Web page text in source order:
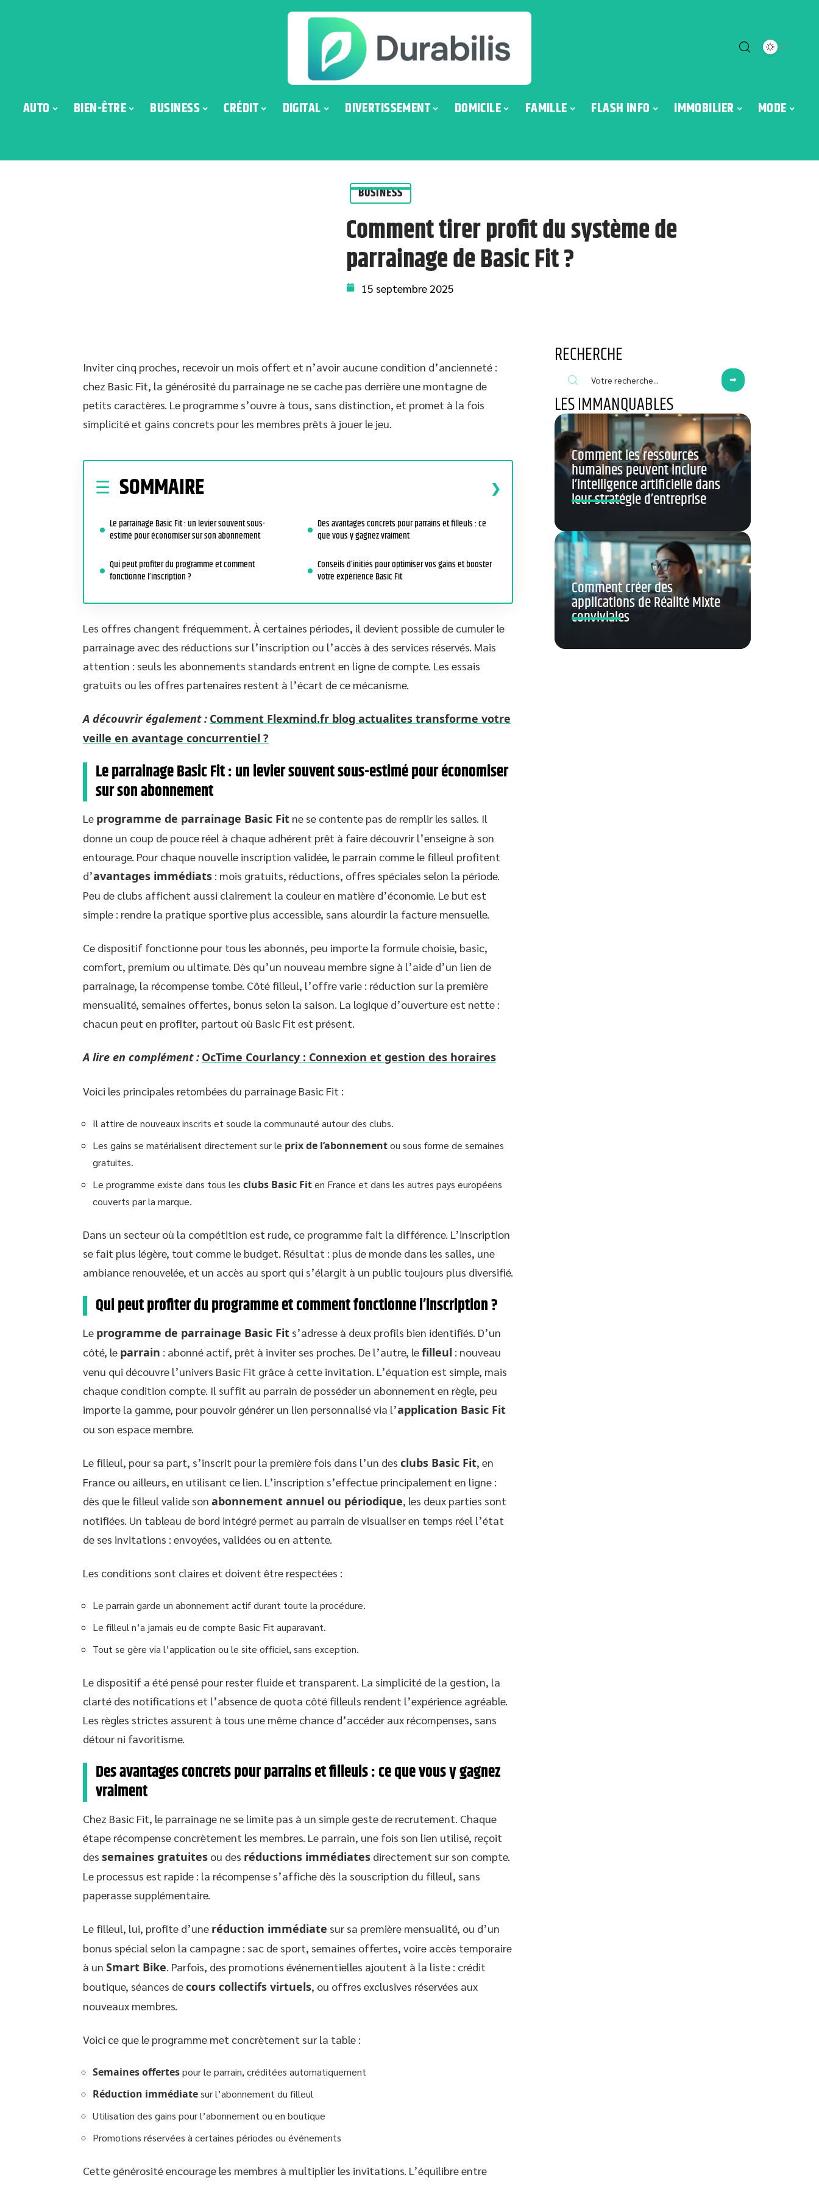
AUTO BIEN-ÊTRE BUSINESS CRÉDIT DIGITAL DIVERTISSEMENT DOMICILE FAMILLE FLASH INFO IMMOBILIER MODE
BUSINESS
Comment tirer profit du système de
parrainage de Basic Fit ?
15 septembre 2025
Inviter cinq proches, recevoir un mois offert et n’avoir aucune condition d’ancienneté :
chez Basic Fit, la générosité du parrainage ne se cache pas derrière une montagne de
petits caractères. Le programme s’ouvre à tous, sans distinction, et promet à la fois
simplicité et gains concrets pour les membres prêts à jouer le jeu.
SOMMAIRE
Le parrainage Basic Fit : un levier souvent sous-
estimé pour économiser sur son abonnement
Qui peut profiter du programme et comment
fonctionne l’inscription ?
Des avantages concrets pour parrains et filleuls : ce
que vous y gagnez vraiment
Conseils d’initiés pour optimiser vos gains et booster
votre expérience Basic Fit
Les offres changent fréquemment. À certaines périodes, il devient possible de cumuler le
parrainage avec des réductions sur l’inscription ou l’accès à des services réservés. Mais
attention : seuls les abonnements standards entrent en ligne de compte. Les essais
gratuits ou les offres partenaires restent à l’écart de ce mécanisme.
A découvrir également : Comment Flexmind.fr blog actualites transforme votre
veille en avantage concurrentiel ?
Le parrainage Basic Fit : un levier souvent sous-estimé pour économiser
sur son abonnement
Le programme de parrainage Basic Fit ne se contente pas de remplir les salles. Il
donne un coup de pouce réel à chaque adhérent prêt à faire découvrir l’enseigne à son
entourage. Pour chaque nouvelle inscription validée, le parrain comme le filleul profitent
d’avantages immédiats : mois gratuits, réductions, offres spéciales selon la période.
Peu de clubs affichent aussi clairement la couleur en matière d’économie. Le but est
simple : rendre la pratique sportive plus accessible, sans alourdir la facture mensuelle.
Ce dispositif fonctionne pour tous les abonnés, peu importe la formule choisie, basic,
comfort, premium ou ultimate. Dès qu’un nouveau membre signe à l’aide d’un lien de
parrainage, la récompense tombe. Côté filleul, l’offre varie : réduction sur la première
mensualité, semaines offertes, bonus selon la saison. La logique d’ouverture est nette :
chacun peut en profiter, partout où Basic Fit est présent.
A lire en complément : OcTime Courlancy : Connexion et gestion des horaires
Voici les principales retombées du parrainage Basic Fit :
Il attire de nouveaux inscrits et soude la communauté autour des clubs.
Les gains se matérialisent directement sur le prix de l’abonnementou sous forme de semaines
gratuites.
Le programme existe dans tous les clubs Basic Fiten France et dans les autres pays européens
couverts par la marque.
Dans un secteur où la compétition est rude, ce programme fait la différence. L’inscription
se fait plus légère, tout comme le budget. Résultat : plus de monde dans les salles, une
ambiance renouvelée, et un accès au sport qui s’élargit à un public toujours plus diversifié.
Qui peut profiter du programme et comment fonctionne l’inscription ?
Le programme de parrainage Basic Fit s’adresse à deux profils bien identifiés. D’un
côté, le parrain : abonné actif, prêt à inviter ses proches. De l’autre, lefilleul : nouveau
venu qui découvre l’univers Basic Fit grâce à cette invitation. L’équation est simple, mais
chaque condition compte. Il suffit au parrain de posséder un abonnement en règle, peu
importe la gamme, pour pouvoir générer un lien personnalisé via l’application Basic Fit
ou son espace membre.
Le filleul, pour sa part, s’inscrit pour la première fois dans l’un des clubs Basic Fit, en
France ou ailleurs, en utilisant ce lien. L’inscription s’effectue principalement en ligne :
dès que le filleul valide son abonnement annuel ou périodique, les deux parties sont
notifiées. Un tableau de bord intégré permet au parrain de visualiser en temps réel l’état
de ses invitations : envoyées, validées ou en attente.
Les conditions sont claires et doivent être respectées :
Le parrain garde un abonnement actif durant toute la procédure.
Le filleul n’a jamais eu de compte Basic Fit auparavant.
Tout se gère via l’application ou le site officiel, sans exception.
Le dispositif a été pensé pour rester fluide et transparent. La simplicité de la gestion, la
clarté des notifications et l’absence de quota côté filleuls rendent l’expérience agréable.
Les règles strictes assurent à tous une même chance d’accéder aux récompenses, sans
détour ni favoritisme.
Des avantages concrets pour parrains et filleuls : ce que vous y gagnez
vraiment
Chez Basic Fit, le parrainage ne se limite pas à un simple geste de recrutement. Chaque
étape récompense concrètement les membres. Le parrain, une fois son lien utilisé, reçoit
des semaines gratuites ou des réductions immédiates directement sur son compte.
Le processus est rapide : la récompense s’affiche dès la souscription du filleul, sans
paperasse supplémentaire.
Le filleul, lui, profite d’une réduction immédiate sur sa première mensualité, ou d’un
bonus spécial selon la campagne : sac de sport, semaines offertes, voire accès temporaire
à un Smart Bike . Parfois, des promotions événementielles ajoutent à la liste : crédit
boutique, séances decours collectifs virtuels, ou offres exclusives réservées aux
nouveaux membres.
Voici ce que le programme met concrètement sur la table :
Semaines offertespour le parrain, créditées automatiquement
Réduction immédiatesur l’abonnement du filleul
Utilisation des gains pour l’abonnement ou en boutique
Promotions réservées à certaines périodes ou événements
Cette générosité encourage les membres à multiplier les invitations. L’équilibre entre
RECHERCHE
LES IMMANQUABLES
Comment les ressources
humaines peuvent inclure
l’intelligence artificielle dans
leur stratégie d’entreprise
Comment créer des
applications de Réalité Mixte
conviviales